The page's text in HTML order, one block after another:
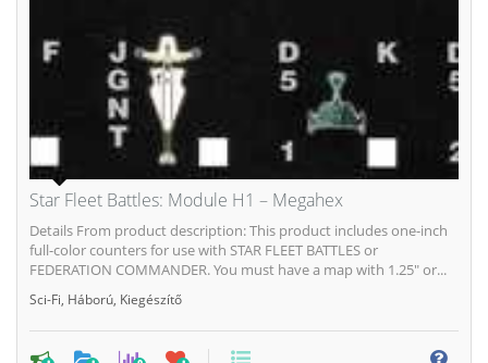
Star Fleet Battles: Module H1 – Megahex
Details From product description: This product includes one-inch
full-color counters for use with STAR FLEET BATTLES or
FEDERATION COMMANDER. You must have a map with 1.25" or...
Sci-Fi Háború Kiegészítő